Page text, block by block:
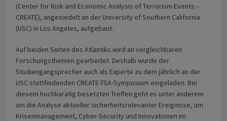
(Center for Risk and Economic Analysis of Terrorism Events –
CREATE), angesiedelt an der University of Southern California
(USC) in Los Angeles, aufgebaut.
Auf beiden Seiten des Atlantiks wird an vergleichbaren
Forschungsthemen gearbeitet. Deshalb wurde der
Studiengangsprecher auch als Experte zu dem jährlich an der
USC stattfindenden CREATE-TSA-Symposium eingeladen. Bei
diesem hochkarätig besetzten Treffen geht es unter anderem
um die Analyse aktueller sicherheitsrelevanter Ereignisse, um
Krisenmanagement, Cyber-Security und Innovationen im